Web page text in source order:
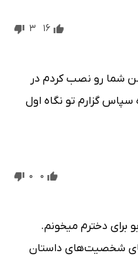
16
3
شما رو نصب کردم در
سپاس گزارم تو نگاه اول
0
0
برای دخترم میخونم.
شخصیت‌های داستان